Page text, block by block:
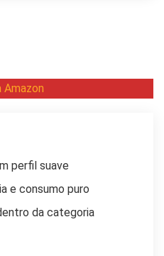
Amazon
perfil suave
e consumo puro
da categoria